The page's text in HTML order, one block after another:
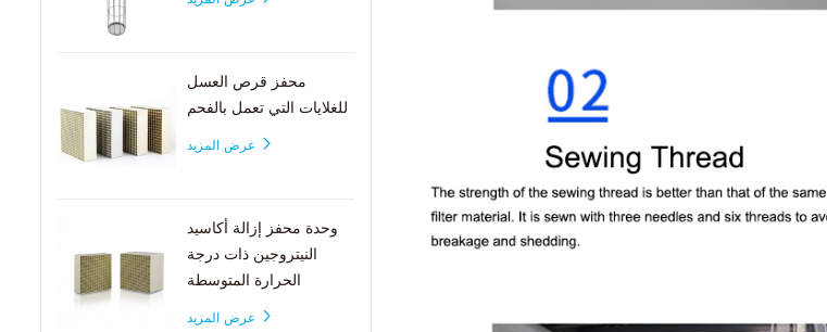
محفز قرص العسل
للغلايات التي تعمل بالفحم
عرض المزيد
وحدة محفز إزالة أكاسيد
النيتروجين ذات درجة
الحرارة المتوسطة
عرض المزيد